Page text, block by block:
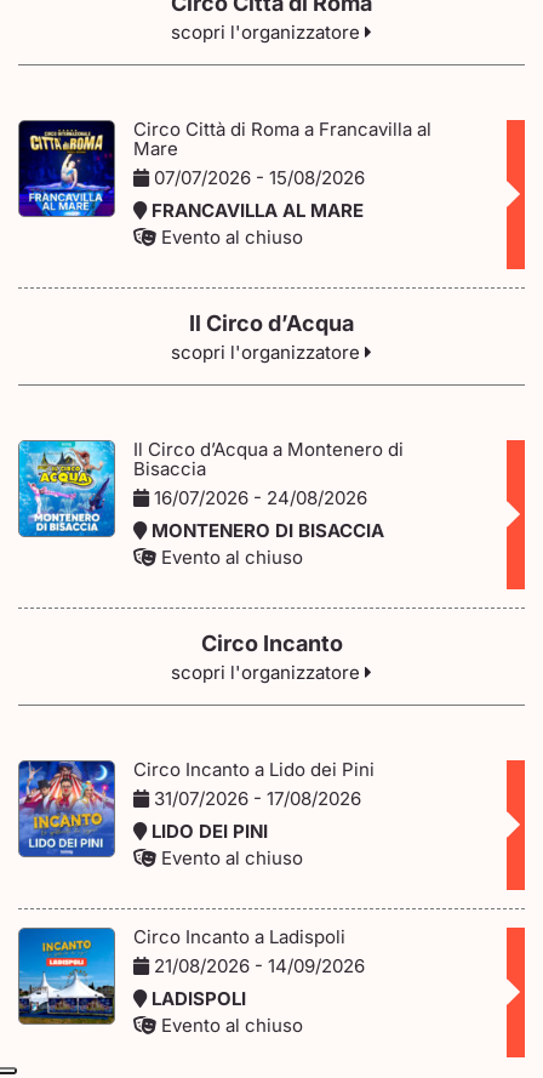
scopri l'organizzatore
Circo Città di Roma a Francavilla al
Mare
07/07/2026 - 15/08/2026
FRANCAVILLA AL MARE
Evento al chiuso
Il Circo d’Acqua
scopri l'organizzatore
Il Circo d’Acqua a Montenero di
Bisaccia
16/07/2026 - 24/08/2026
MONTENERO DI BISACCIA
Evento al chiuso
Circo Incanto
scopri l'organizzatore
Circo Incanto a Lido dei Pini
31/07/2026 - 17/08/2026
LIDO DEI PINI
Evento al chiuso
Circo Incanto a Ladispoli
21/08/2026 - 14/09/2026
LADISPOLI
Evento al chiuso